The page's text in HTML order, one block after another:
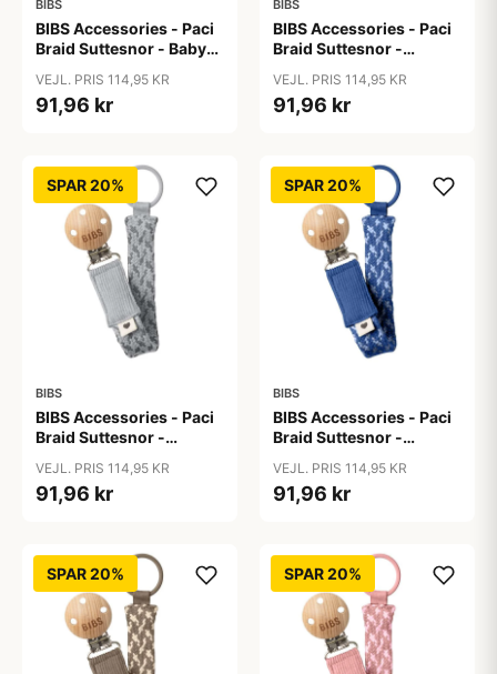
BIBS
BIBS Accessories - Paci
Braid Suttesnor - Baby
VEJL. PRIS 114,95 KR
91,96 kr
BIBS
BIBS Accessories - Paci
Braid Suttesnor -
VEJL. PRIS 114,95 KR
91,96 kr
SPAR 20%
BIBS
BIBS Accessories - Paci
Braid Suttesnor -
VEJL. PRIS 114,95 KR
91,96 kr
SPAR 20%
BIBS
BIBS Accessories - Paci
Braid Suttesnor -
VEJL. PRIS 114,95 KR
91,96 kr
SPAR 20% SPAR 20%